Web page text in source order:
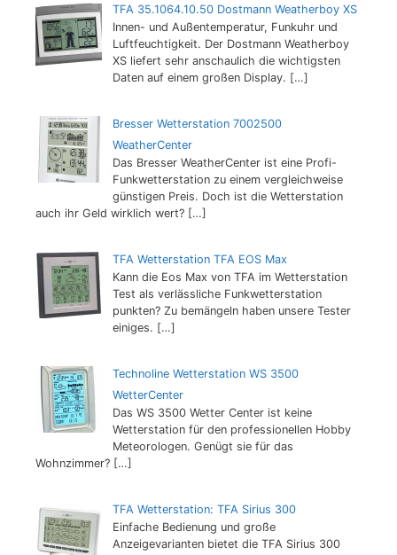
TFA 35.1064.10.50 Dostmann Weatherboy XS
Innen- und Außentemperatur, Funkuhr und
Luftfeuchtigkeit. Der Dostmann Weatherboy
XS liefert sehr anschaulich die wichtigsten
Daten auf einem großen Display. […]
Bresser Wetterstation 7002500
WeatherCenter
Das Bresser WeatherCenter ist eine Profi-
Funkwetterstation zu einem vergleichweise
günstigen Preis. Doch ist die Wetterstation
auch ihr Geld wirklich wert? […]
TFA Wetterstation TFA EOS Max
Kann die Eos Max von TFA im Wetterstation
Test als verlässliche Funkwetterstation
punkten? Zu bemängeln haben unsere Tester
einiges. […]
Technoline Wetterstation WS 3500
WetterCenter
Das WS 3500 Wetter Center ist keine
Wetterstation für den professionellen Hobby
Meteorologen. Genügt sie für das
Wohnzimmer? […]
TFA Wetterstation: TFA Sirius 300
Einfache Bedienung und große
Anzeigevarianten bietet die TFA Sirius 300